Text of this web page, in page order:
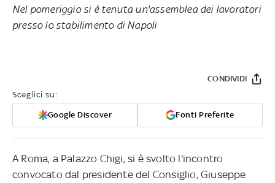
Nel pomeriggio si è tenuta un'assemblea dei lavoratori
presso lo stabilimento di Napoli
Sceglici su:
Google Discover Fonti Preferite
CONDIVIDI
A Roma, a Palazzo Chigi, si è svolto l'incontro
convocato dal presidente del Consiglio, Giuseppe